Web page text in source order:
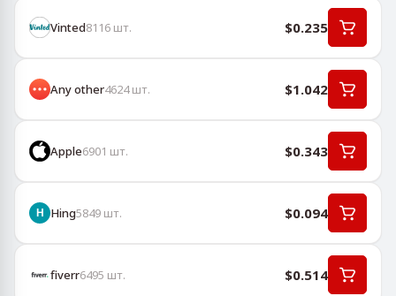
Vinted8116 шт. $0.235
Any other4624шт. $1.042
Apple6901 шт. $0.343
Hing5849 шт. $0.094
fiverr6495 шт. $0.514